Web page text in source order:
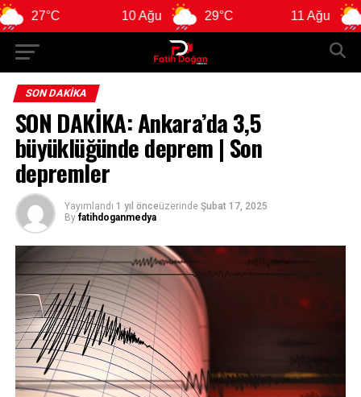
29°C 29°C
SON DAKIKA
SON DAKİKA: Ankara’da 3,5
büyüklüğünde deprem | Son
depremler
Yayımlandı 1 yıl önceüzerinde Şubat 17, 2025
By fatihdoganmedya